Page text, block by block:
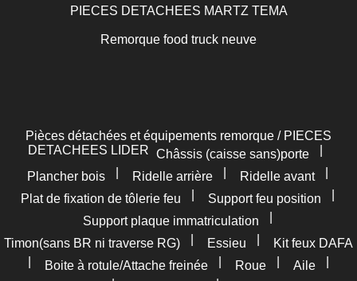
PIECES DETACHEES MARTZ TEMA
Remorque food truck neuve
Pièces détachées et équipements remorque / PIECES
DETACHEES LIDER Châssis (caisse sans)porte
Plancher bois
Ridelle arrière Ridelle avant
Plat de fixation de tôlerie feu
Support feu position
Support plaque immatriculation
Timon(sans BR ni traverse RG)
Essieu
Kit feux DAFA
Boite à rotule/Attache freinée Roue Aile